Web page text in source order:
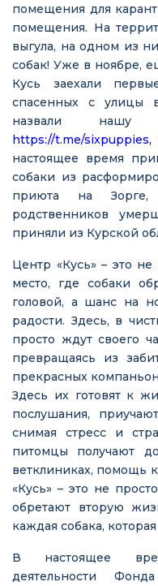
помещения для
помещения. На
выгула, на одном из
собак! Уже в ноябре,
Кусь заехали
спасенных с
назвали нашу
https://t.me/sixpuppies,
настоящее время
собаки из
приюта на
родственников
приняли из Курской
Центр «Кусь» – это
место, где собаки
головой, а шанс на
радости. Здесь, в
просто ждут своего
превращаясь из
прекрасных
Здесь их готовят к
послушания,
снимая стресс и
питомцы получают
ветклиниках, помощь
«Кусь» – это не
обретают вторую
каждая собака,
В настоящее
деятельности